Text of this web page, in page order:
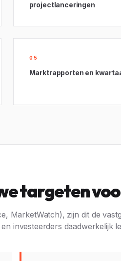
projectlanceringen
05
Marktrapporten en
targeten
MarketWatch), zijn dit de
investeerders daadwerkelijk